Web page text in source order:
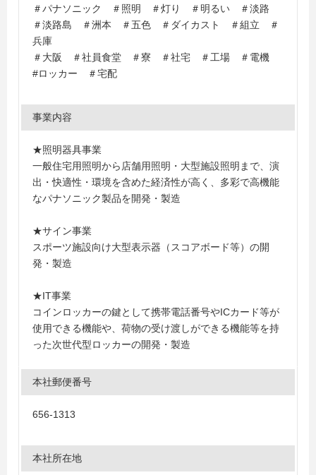
＃パナソニック ＃照明 ＃灯り ＃明るい ＃淡路
＃淡路島 ＃洲本 ＃五色 ＃ダイカスト ＃組立 ＃
兵庫
＃大阪 ＃社員食堂 ＃寮 ＃社宅 ＃工場 ＃電機
#ロッカー ＃宅配
事業内容
★照明器具事業
一般住宅用照明から店舗用照明・大型施設照明まで、演
出・快適性・環境を含めた経済性が高く、多彩で高機能
なパナソニック製品を開発・製造
★サイン事業
スポーツ施設向け大型表示器（スコアボード等）の開
発・製造
★IT事業
コインロッカーの鍵として携帯電話番号やICカード等が
使用できる機能や、荷物の受け渡しができる機能等を持
った次世代型ロッカーの開発・製造
本社郵便番号
656-1313
本社所在地